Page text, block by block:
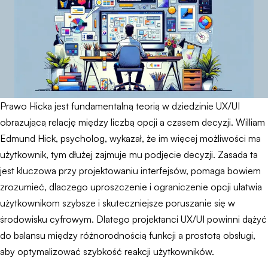
Prawo Hicka jest fundamentalną teorią w dziedzinie UX/UI
obrazującą relację między liczbą opcji a czasem decyzji. William
Edmund Hick, psycholog, wykazał, że im więcej możliwości ma
użytkownik, tym dłużej zajmuje mu podjęcie decyzji. Zasada ta
jest kluczowa przy projektowaniu interfejsów, pomaga bowiem
zrozumieć, dlaczego uproszczenie i ograniczenie opcji ułatwia
użytkownikom szybsze i skuteczniejsze poruszanie się w
środowisku cyfrowym. Dlatego projektanci UX/UI powinni dążyć
do balansu między różnorodnością funkcji a prostotą obsługi,
aby optymalizować szybkość reakcji użytkowników.